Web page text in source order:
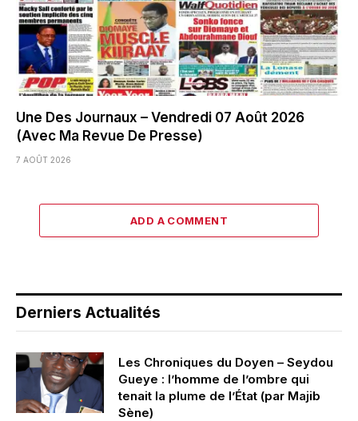
Une Des Journaux – Vendredi 07 Août 2026
(Avec Ma Revue De Presse)
7 AOÛT 2026
ADD A COMMENT
Derniers Actualités
Les Chroniques du Doyen – Seydou
Gueye : l’homme de l’ombre qui
tenait la plume de l’État (par Majib
Sène)